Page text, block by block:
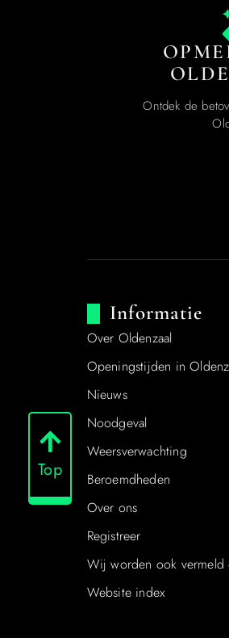
Top
Ontdek de
Informatie
Over Oldenzaal
Openingstijden in
Nieuws
Noodgeval
Weersverwachting
Beroemdheden
Over ons
Registreer
Wij worden ook vermeld
Website index